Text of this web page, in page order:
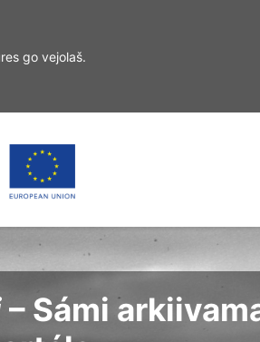
go vejolaš.
– Sámi